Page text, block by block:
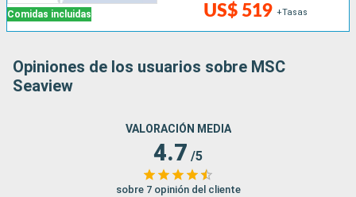
Comidas incluidas US$ 519 +Tasas
Opiniones de los usuarios sobre MSC
Seaview
VALORACIÓN MEDIA
4.7 /5
sobre 7 opinión del cliente